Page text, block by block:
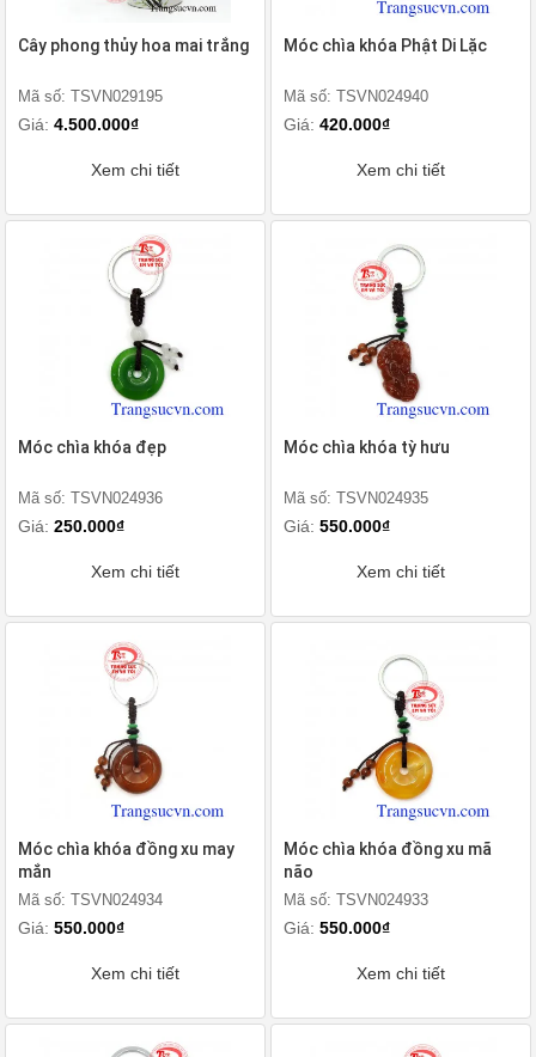
Cây phong thủy hoa mai trắng
Mã số: TSVN029195
Giá: 4.500.000₫
Xem chi tiết
Móc chìa khóa Phật Di Lặc
Mã số: TSVN024940
Giá: 420.000₫
Xem chi tiết
Móc chìa khóa đẹp
Mã số: TSVN024936
Giá: 250.000₫
Xem chi tiết
Móc chìa khóa tỳ hưu
Mã số: TSVN024935
Giá: 550.000₫
Xem chi tiết
Móc chìa khóa đồng xu may
mắn
Mã số: TSVN024934
Giá: 550.000₫
Xem chi tiết
Móc chìa khóa đồng xu mã
não
Mã số: TSVN024933
Giá: 550.000₫
Xem chi tiết